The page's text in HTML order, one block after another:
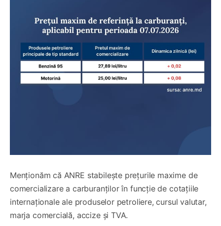
Menționăm că ANRE stabilește prețurile maxime de
comercializare a carburanților în funcție de cotațiile
internaționale ale produselor petroliere, cursul valutar,
marja comercială, accize și TVA.